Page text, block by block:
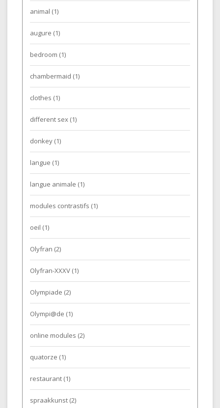
animal (1)
augure (1)
bedroom (1)
chambermaid (1)
clothes (1)
different sex (1)
donkey (1)
langue (1)
langue animale (1)
modules contrastifs (1)
oeil (1)
Olyfran (2)
Olyfran-XXXV (1)
Olympiade (2)
Olympi@de (1)
online modules (2)
quatorze (1)
restaurant (1)
spraakkunst (2)